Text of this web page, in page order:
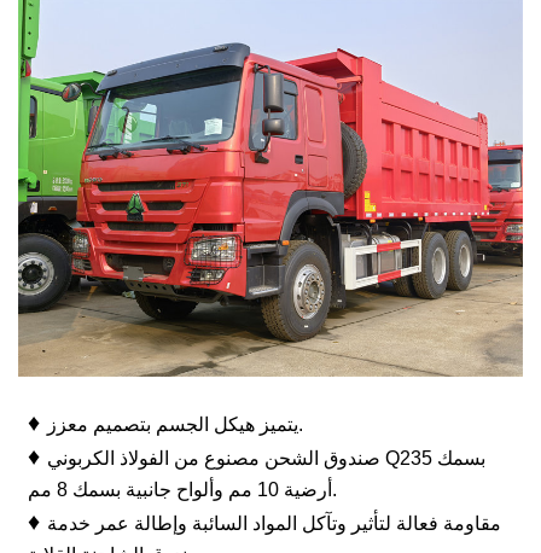
♦ يتميز هيكل الجسم بتصميم معزز.
♦ صندوق الشحن مصنوع من الفولاذ الكربوني Q235 بسمك
أرضية 10 مم وألواح جانبية بسمك 8 مم.
♦ مقاومة فعالة لتأثير وتآكل المواد السائبة وإطالة عمر خدمة